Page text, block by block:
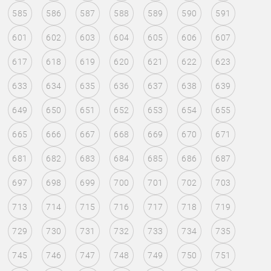
585 586 587 588 589 590 591
601 602 603 604 605 606 607
617 618 619 620 621 622 623
633 634 635 636 637 638 639
649 650 651 652 653 654 655
665 666 667 668 669 670 671
681 682 683 684 685 686 687
697 698 699 700 701 702 703
713 714 715 716 717 718 719
729 730 731 732 733 734 735
745 746 747 748 749 750 751